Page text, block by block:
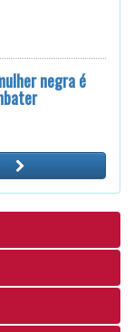
negra é
Eleitorais na
projetos e
dos